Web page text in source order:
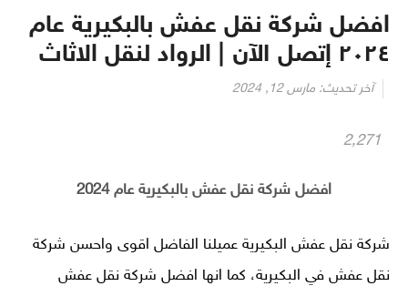
افضل شركة نقل عفش بالبكيرية عام
٢٠٢٤ إتصل الآن | الرواد لنقل الاثاث
آخر تحديث: مارس 12, 2024
2٬271
افضل شركة نقل عفش بالبكيرية عام 2024
شركة نقل عفش البكيرية عميلنا الفاضل اقوى واحسن شركة
نقل عفش في البكيرية، كما انها افضل شركة نقل عفش